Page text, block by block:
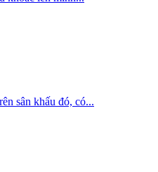
sân khấu đó, có...